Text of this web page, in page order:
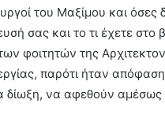
του Μαξίμου και όσες
σας και το τι έχετε
φοιτητών της
παρότι ήταν απόφαση
να αφεθούν αμέσως